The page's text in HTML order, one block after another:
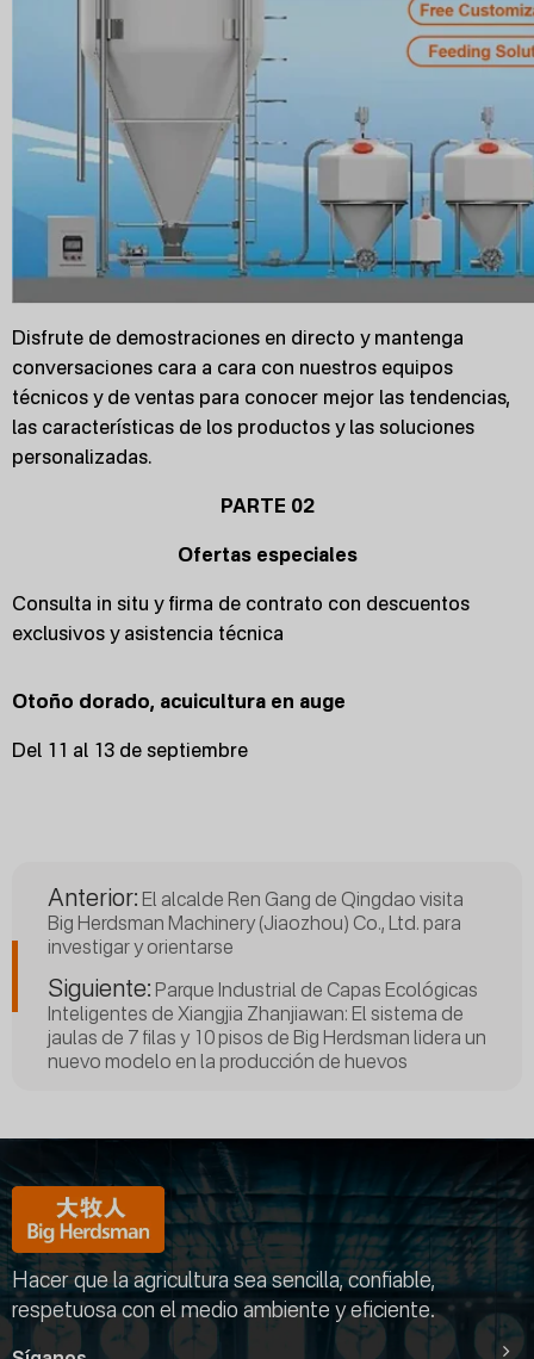
Disfrute de demostraciones en directo y mantenga
conversaciones cara a cara con nuestros equipos
técnicos y de ventas para conocer mejor las tendencias,
las características de los productos y las soluciones
personalizadas.
PARTE 02
Ofertas especiales
Consulta in situ y firma de contrato con descuentos
exclusivos y asistencia técnica
Otoño dorado, acuicultura en auge
Del 11 al 13 de septiembre
Anterior: El alcalde Ren Gang de Qingdao visita
Big Herdsman Machinery (Jiaozhou) Co., Ltd. para
investigar y orientarse
Siguiente: Parque Industrial de Capas Ecológicas
Inteligentes de Xiangjia Zhanjiawan: El sistema de
jaulas de 7 filas y 10 pisos de Big Herdsman lidera un
nuevo modelo en la producción de huevos
Hacer que la agricultura sea sencilla, confiable,
respetuosa con el medio ambiente y eficiente.